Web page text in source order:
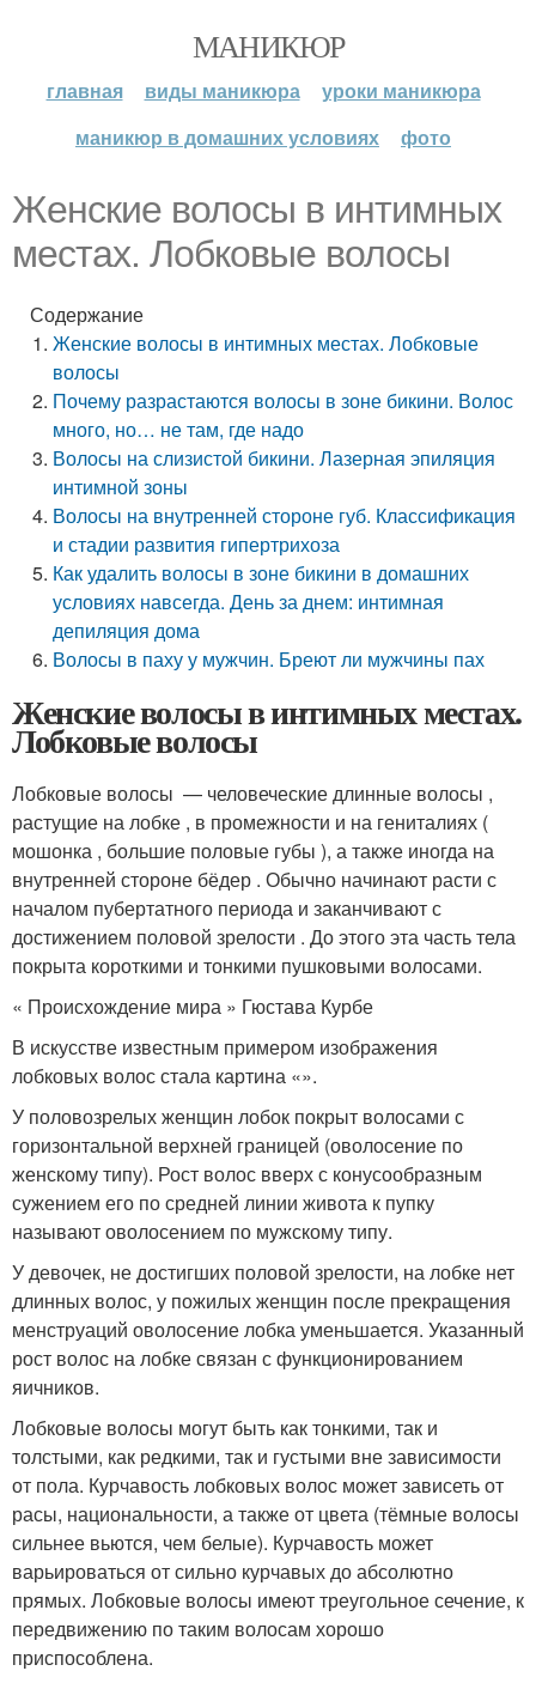
МАНИКЮР
главная виды маникюра
уроки маникюра
маникюр в домашних условиях
фото
Женские волосы в интимных
местах. Лобковые волосы
Содержание
Женские волосы в интимных местах. Лобковые
волосы
Почему разрастаются волосы в зоне бикини. Волос
много, но… не там, где надо
Волосы на слизистой бикини. Лазерная эпиляция
интимной зоны
Волосы на внутренней стороне губ. Классификация
и стадии развития гипертрихоза
Как удалить волосы в зоне бикини в домашних
условиях навсегда. День за днем: интимная
депиляция дома
Волосы в паху у мужчин. Бреют ли мужчины пах
Женские волосы в интимных местах.
Лобковые волосы
Лобковые волосы — человеческие длинные волосы ,
растущие на лобке , в промежности и на гениталиях (
мошонка , большие половые губы ), а также иногда на
внутренней стороне бёдер . Обычно начинают расти с
началом пубертатного периода и заканчивают с
достижением половой зрелости . До этого эта часть тела
покрыта короткими и тонкими пушковыми волосами.
« Происхождение мира » Гюстава Курбе
В искусстве известным примером изображения
лобковых волос стала картина «».
У половозрелых женщин лобок покрыт волосами с
горизонтальной верхней границей (оволосение по
женскому типу). Рост волос вверх с конусообразным
сужением его по средней линии живота к пупку
называют оволосением по мужскому типу.
У девочек, не достигших половой зрелости, на лобке нет
длинных волос, у пожилых женщин после прекращения
менструаций оволосение лобка уменьшается. Указанный
рост волос на лобке связан с функционированием
яичников.
Лобковые волосы могут быть как тонкими, так и
толстыми, как редкими, так и густыми вне зависимости
от пола. Курчавость лобковых волос может зависеть от
расы, национальности, а также от цвета (тёмные волосы
сильнее вьются, чем белые). Курчавость может
варьироваться от сильно курчавых до абсолютно
прямых. Лобковые волосы имеют треугольное сечение, к
передвижению по таким волосам хорошо
приспособлена.